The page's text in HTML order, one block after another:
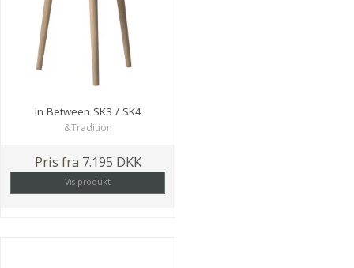
In Between SK3 / SK4
&Tradition
Pris fra 7.195 DKK
Vis produkt